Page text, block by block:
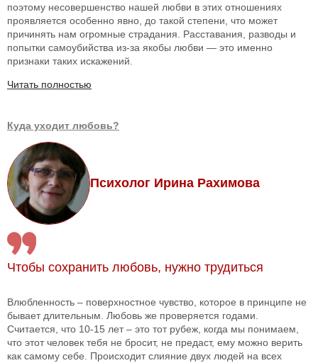
поэтому несовершенство нашей любви в этих отношениях
проявляется особенно явно, до такой степени, что может
причинять нам огромные страдания. Расставания, разводы и
попытки самоубийства из-за якобы любви — это именно
признаки таких искажений.
Читать полностью
Куда уходит любовь?
Психолог Ирина Рахимова
Чтобы сохранить любовь, нужно трудиться
Влюбленность – поверхностное чувство, которое в принципе не
бывает длительным. Любовь же проверяется годами.
Считается, что 10-15 лет – это тот рубеж, когда мы понимаем,
что этот человек тебя не бросит, не предаст, ему можно верить
как самому себе. Происходит слияние двух людей на всех